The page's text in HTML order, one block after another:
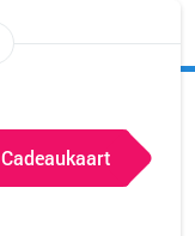
Cadeaukaart